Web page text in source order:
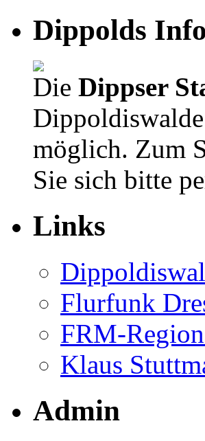
Dippolds Info
Die Dippser
möglich. Zum
Sie sich bitte
Links
Flurfunk
FRM-
Klaus
Admin